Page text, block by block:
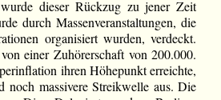
dieser Rückzug zu jener Zeit
durch Massenveranstaltungen, die
organisiert wurden, verdeckt.
einer Zuhörerschaft von 200.000.
ihren Höhepunkt erreichte,
noch massivere Streikwelle aus. Die